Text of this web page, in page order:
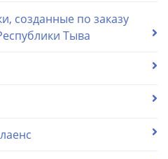
созданные по заказу
Тыва